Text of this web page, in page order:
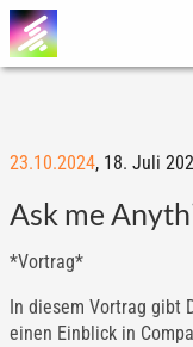
23.10.2024, 18. Juli
Ask me
*Vortrag*
In diesem Vortrag gibt
einen Einblick in